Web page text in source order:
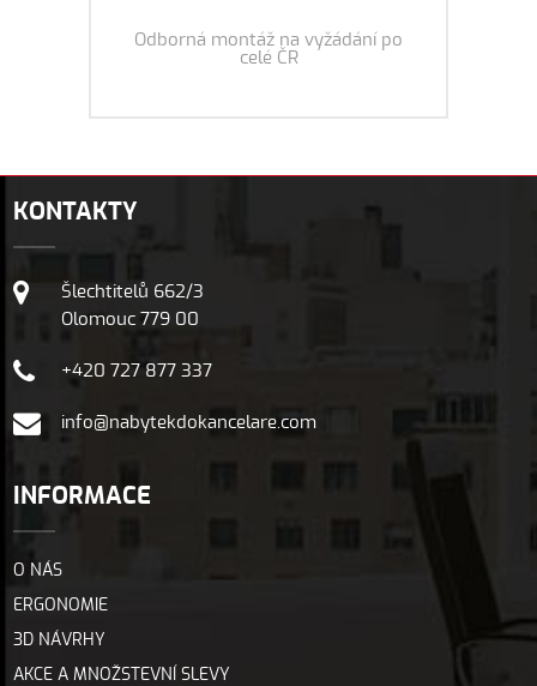
Odborná montáž na vyžádání po
celé ČR
KONTAKTY
Šlechtitelů 662/3
Olomouc 779 00
+420 727 877 337
info@nabytekdokancelare.com
INFORMACE
O NÁS
ERGONOMIE
3D NÁVRHY
AKCE A MNOŽSTEVNÍ SLEVY